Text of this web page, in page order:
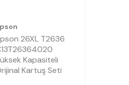
26XL T2636
Kapasiteli
Kartuş Seti